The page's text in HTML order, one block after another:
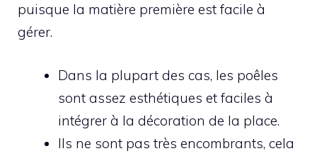
puisque la matière première est facile à
gérer.
Dans la plupart des cas, les poêles
sont assez esthétiques et faciles à
intégrer à la décoration de la place.
Ils ne sont pas très encombrants, cela